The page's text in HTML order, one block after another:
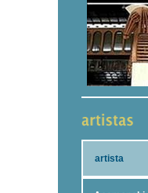
artista